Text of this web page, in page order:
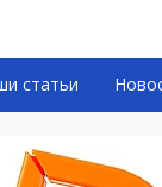
статьи